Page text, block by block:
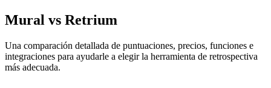
Mural vs Retrium
Una comparación detallada de puntuaciones, precios, funciones e
integraciones para ayudarle a elegir la herramienta de retrospectiva
más adecuada.